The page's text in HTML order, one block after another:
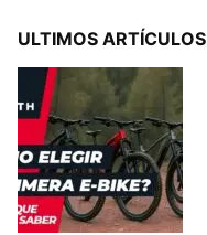
ULTIMOS ARTÍCULOS